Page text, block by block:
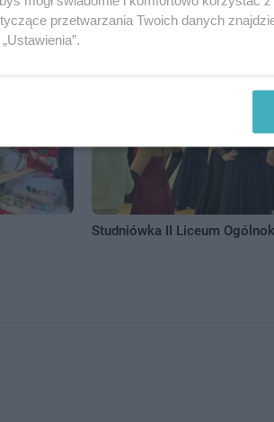
Pchli Targ
Studniówka II Liceum
przetwarzania Twoich danych